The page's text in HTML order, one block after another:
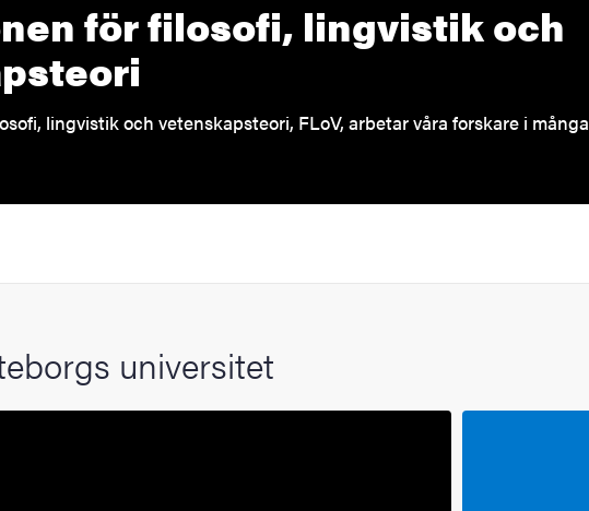
för filosofi, lingvistik och
lingvistik och vetenskapsteori, FLoV, arbetar våra forskare i många
universitet